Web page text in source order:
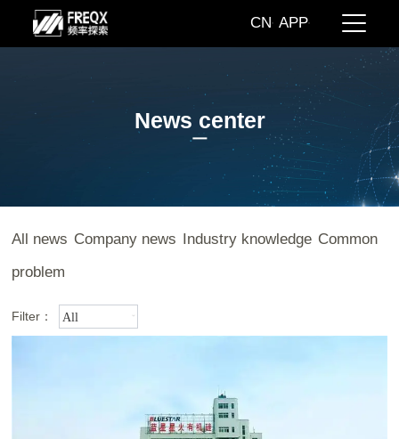
CN APP
News center
All news Company news Industry knowledge Common
problem
Filter： All